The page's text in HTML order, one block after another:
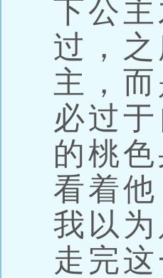
下公
过，
主，
必过
的桃
看着
我以
走完